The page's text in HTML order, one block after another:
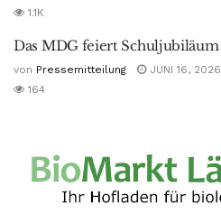
1.1K
Das MDG feiert Schuljubiläum
von Pressemitteilung JUNI 16, 2026
164